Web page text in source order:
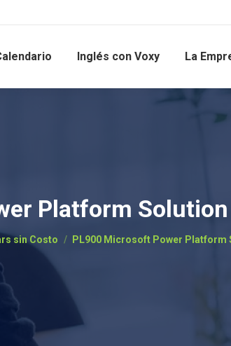
Inglés con Voxy La
Platform
sin Costo PL900 Microsoft Power Platform